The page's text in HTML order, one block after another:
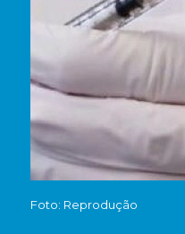
Foto: Reprodução